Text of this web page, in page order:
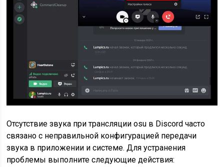
Отсутствие звука при трансляции osu в Discord часто
связано с неправильной конфигурацией передачи
звука в приложении и системе. Для устранения
проблемы выполните следующие действия: